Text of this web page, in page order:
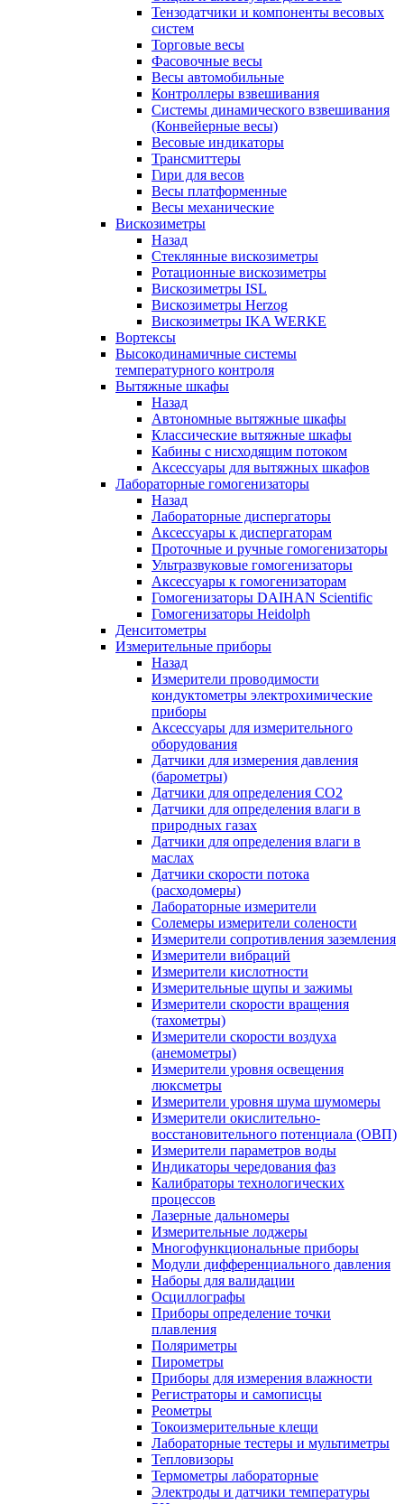
Тензодатчики и компоненты весовых
систем
Торговые весы
Фасовочные весы
Весы автомобильные
Контроллеры взвешивания
Системы динамического взвешивания
(Конвейерные весы)
Весовые индикаторы
Трансмиттеры
Гири для весов
Весы платформенные
Весы механические
Вискозиметры
Назад
Стеклянные вискозиметры
Ротационные вискозиметры
Вискозиметры ISL
Вискозиметры Herzog
Вискозиметры IKA WERKE
Вортексы
Высокодинамичные системы
температурного контроля
Вытяжные шкафы
Назад
Автономные вытяжные шкафы
Классические вытяжные шкафы
Кабины с нисходящим потоком
Аксессуары для вытяжных шкафов
Лабораторные гомогенизаторы
Назад
Лабораторные диспергаторы
Аксессуары к диспергаторам
Проточные и ручные гомогенизаторы
Ультразвуковые гомогенизаторы
Аксессуары к гомогенизаторам
Гомогенизаторы DAIHAN Scientific
Гомогенизаторы Heidolph
Денситометры
Измерительные приборы
Назад
Измерители проводимости
кондуктометры электрохимические
приборы
Аксессуары для измерительного
оборудования
Датчики для измерения давления
(барометры)
Датчики для определения CO2
Датчики для определения влаги в
природных газах
Датчики для определения влаги в
маслах
Датчики скорости потока
(расходомеры)
Лабораторные измерители
Солемеры измерители солености
Измерители сопротивления заземления
Измерители вибраций
Измерители кислотности
Измерительные щупы и зажимы
Измерители скорости вращения
(тахометры)
Измерители скорости воздуха
(анемометры)
Измерители уровня освещения
люксметры
Измерители уровня шума шумомеры
Измерители окислительно-
восстановительного потенциала (ОВП)
Измерители параметров воды
Индикаторы чередования фаз
Калибраторы технологических
процессов
Лазерные дальномеры
Измерительные лоджеры
Многофункциональные приборы
Модули дифференциального давления
Наборы для валидации
Осциллографы
Приборы определение точки
плавления
Поляриметры
Пирометры
Приборы для измерения влажности
Регистраторы и самописцы
Реометры
Токоизмерительные клещи
Лабораторные тестеры и мультиметры
Тепловизоры
Термометры лабораторные
Электроды и датчики температуры